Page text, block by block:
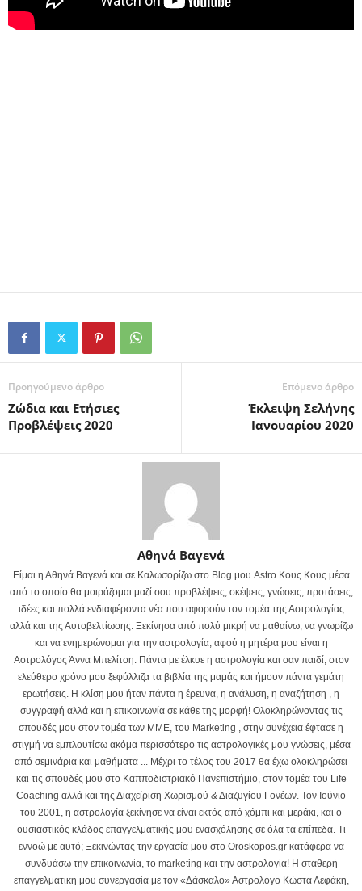
Προηγούμενο άρθρο
Ζώδια και Ετήσιες
Προβλέψεις 2020
Επόμενο άρθρο
Έκλειψη Σελήνης
Ιανουαρίου 2020
Αθηνά Βαγενά
Είμαι η Αθηνά Βαγενά και σε Καλωσορίζω στο Blog μου Astro Κους Κους μέσα
από το οποίο θα μοιράζομαι μαζί σου προβλέψεις, σκέψεις, γνώσεις, προτάσεις,
ιδέες και πολλά ενδιαφέροντα νέα που αφορούν τον τομέα της Αστρολογίας
αλλά και της Αυτοβελτίωσης. Ξεκίνησα από πολύ μικρή να μαθαίνω, να γνωρίζω
και να ενημερώνομαι για την αστρολογία, αφού η μητέρα μου είναι η
Αστρολόγος Άννα Μπελίτση. Πάντα με έλκυε η αστρολογία και σαν παιδί, στον
ελεύθερο χρόνο μου ξεφύλλιζα τα βιβλία της μαμάς και ήμουν πάντα γεμάτη
ερωτήσεις. Η κλίση μου ήταν πάντα η έρευνα, η ανάλυση, η αναζήτηση , η
συγγραφή αλλά και η επικοινωνία σε κάθε της μορφή! Ολοκληρώνοντας τις
σπουδές μου στον τομέα των ΜΜΕ, του Marketing , στην συνέχεια έφτασε η
στιγμή να εμπλουτίσω ακόμα περισσότερο τις αστρολογικές μου γνώσεις, μέσα
από σεμινάρια και μαθήματα ... Μέχρι το τέλος του 2017 θα έχω ολοκληρώσει
και τις σπουδές μου στο Καπποδιστριακό Πανεπιστήμιο, στον τομέα του Life
Coaching αλλά και της Διαχείριση Χωρισμού & Διαζυγίου Γονέων. Τον Ιούνιο
του 2001, η αστρολογία ξεκίνησε να είναι εκτός από χόμπι και μεράκι, και ο
ουσιαστικός κλάδος επαγγελματικής μου ενασχόλησης σε όλα τα επίπεδα. Τι
εννοώ με αυτό; Ξεκινώντας την εργασία μου στο Oroskopos.gr κατάφερα να
συνδυάσω την επικοινωνία, το marketing και την αστρολογία! Η σταθερή
επαγγελματική μου συνεργασία με τον «Δάσκαλο» Αστρολόγο Κώστα Λεφάκη,